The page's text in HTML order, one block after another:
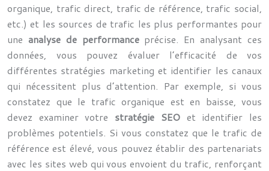
organique, trafic direct, trafic de référence, trafic social,
etc.) et les sources de trafic les plus performantes pour
une analyse de performance précise. En analysant ces
données, vous pouvez évaluer l’efficacité de vos
différentes stratégies marketing et identifier les canaux
qui nécessitent plus d’attention. Par exemple, si vous
constatez que le trafic organique est en baisse, vous
devez examiner votre stratégie SEO et identifier les
problèmes potentiels. Si vous constatez que le trafic de
référence est élevé, vous pouvez établir des partenariats
avec les sites web qui vous envoient du trafic, renforçant